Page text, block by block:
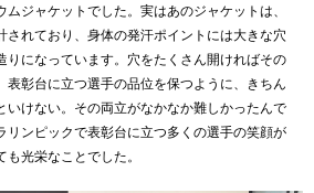
ジャケットでした。実はあのジャケットは、
されており、身体の発汗ポイントには大きな穴
りになっています。穴をたくさん開ければその
表彰台に立つ選手の品位を保つように、きちん
いけない。その両立がなかなか難しかったんで
リンピックで表彰台に立つ多くの選手の笑顔が
光栄なことでした。